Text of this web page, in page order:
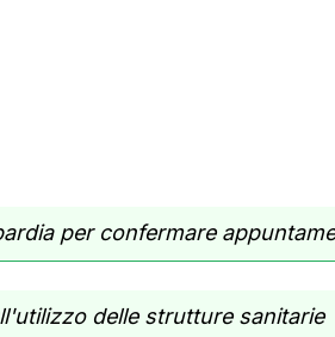
per confermare
delle strutture sanitarie